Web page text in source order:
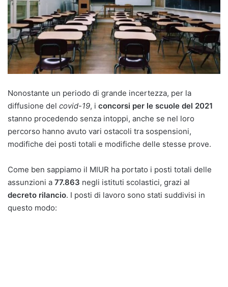
Nonostante un periodo di grande incertezza, per la
diffusione del covid-19, i concorsi per le scuole del 2021
stanno procedendo senza intoppi, anche se nel loro
percorso hanno avuto vari ostacoli tra sospensioni,
modifiche dei posti totali e modifiche delle stesse prove.
Come ben sappiamo il MIUR ha portato i posti totali delle
assunzioni a 77.863 negli istituti scolastici, grazi al
decreto rilancio. I posti di lavoro sono stati suddivisi in
questo modo: